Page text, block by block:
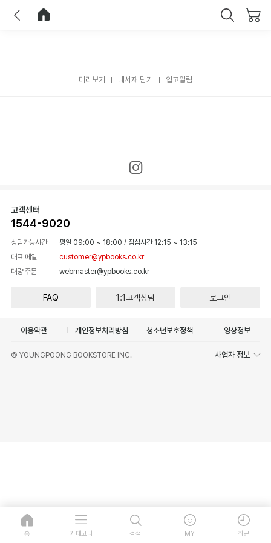
미리보기 내서재 담기 입고알림
고객센터
1544-9020
상담가능시간 평일 09:00 ~ 18:00 / 점심시간 12:15 ~ 13:15
대표 메일
customer@ypbooks.co.kr
대량 주문
webmaster@ypbooks.co.kr
FAQ 1:1고객상담 로그인
이용약관 개인정보처리방침 청소년보호정책 영상정보
© YOUNGPOONG BOOKSTORE INC. 사업자 정보
홈 카테고리 검색 MY 최근